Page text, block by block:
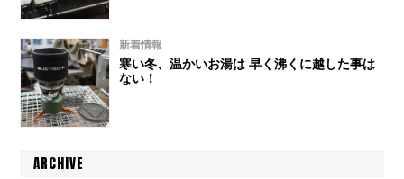
新着情報
寒い冬、温かいお湯は 早く沸くに越した事は
ない！
ARCHIVE